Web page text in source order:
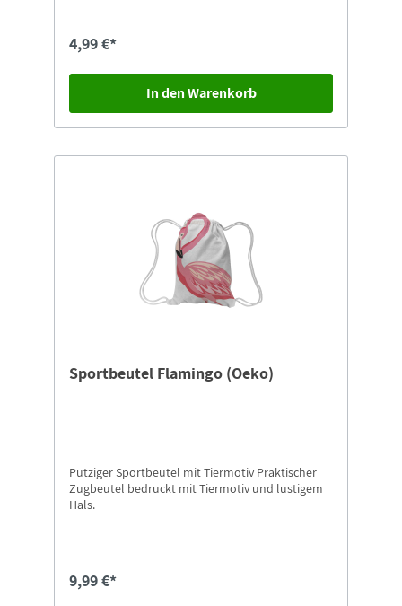
4,99 €*
In den Warenkorb
Sportbeutel Flamingo (Oeko)
Putziger Sportbeutel mit Tiermotiv Praktischer
Zugbeutel bedruckt mit Tiermotiv und lustigem
Hals.
9,99 €*